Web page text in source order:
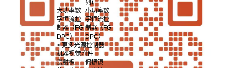
列)
大功率数
字恒流控
制器（FG-
DPC）
小功率数
字恒流控
制器（FG-
DPC）
> 更多光源控制器
机器视觉附件
漫射板
偏振镜